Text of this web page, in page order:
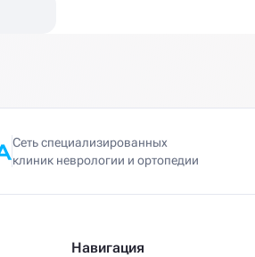
Сеть специализированных
клиник неврологии и ортопедии
Навигация